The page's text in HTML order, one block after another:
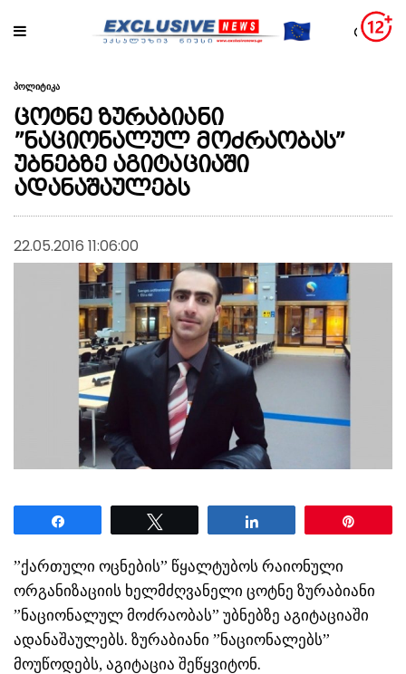
პოლიტიკა
ცოტნე ზურაბიანი
”ნაციონალულ მოძრაობას”
უბნებზე აგიტაციაში
ადანაშაულებს
22.05.2016 11:06:00
”ქართული ოცნების” წყალტუბოს რაიონული
ორგანიზაციის ხელმძღვანელი ცოტნე ზურაბიანი
”ნაციონალულ მოძრაობას” უბნებზე აგიტაციაში
ადანაშაულებს. ზურაბიანი ”ნაციონალებს”
მოუწოდებს, აგიტაცია შეწყვიტონ.